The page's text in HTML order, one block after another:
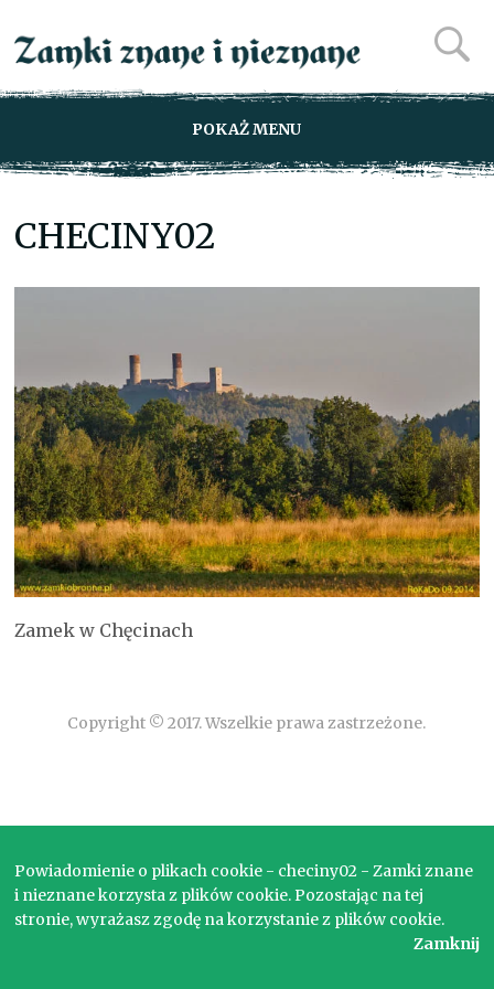
POKAŻ MENU
CHECINY02
Zamek w Chęcinach
Copyright © 2017. Wszelkie prawa zastrzeżone.
Powiadomienie o plikach cookie - checiny02 - Zamki znane
i nieznane korzysta z plików cookie. Pozostając na tej
stronie, wyrażasz zgodę na korzystanie z plików cookie.
Zamknij